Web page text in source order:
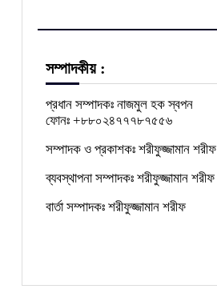
সম্পাদকীয় :
প্রধান সম্পাদকঃ নাজমুল হক স্বপন
ফোনঃ +৮৮০২৪৭৭৭৮৭৫৫৬
সম্পাদক ও প্রকাশকঃ শরীফুজ্জামান শরীফ
ব্যবস্থাপনা সম্পাদকঃ শরীফুজ্জামান শরীফ
বার্তা সম্পাদকঃ শরীফুজ্জামান শরীফ